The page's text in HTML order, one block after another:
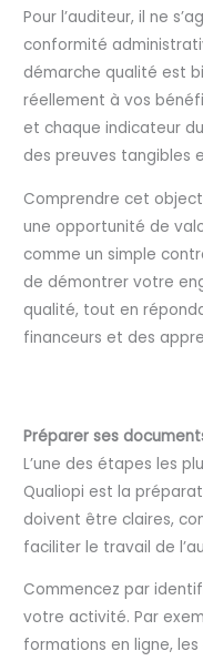
Pour l’auditeur, il ne
conformité
démarche qualité est
réellement à vos
et chaque indicateur
des preuves tangibles
Comprendre cet
une opportunité de
comme un simple
de démontrer votre
qualité, tout en
financeurs et des
Préparer ses
L’une des étapes les
Qualiopi est la
doivent être claires,
faciliter le travail de
Commencez par
votre activité. Par
formations en ligne,